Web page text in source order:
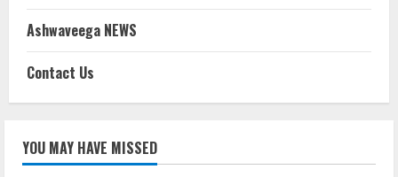
Ashwaveega NEWS
Contact Us
YOU MAY HAVE MISSED